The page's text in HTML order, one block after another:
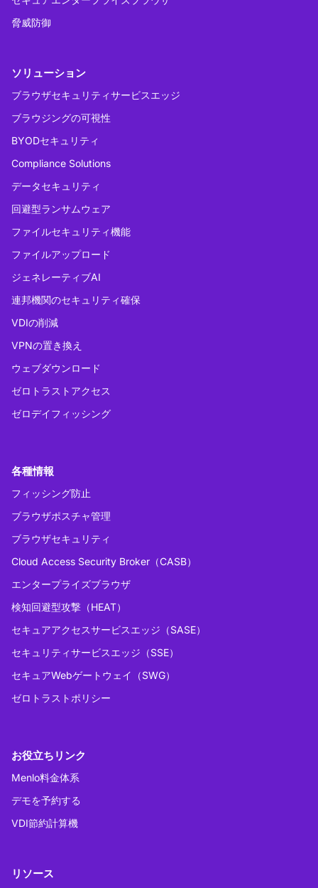
脅威防御
ソリューション
ブラウザセキュリティサービスエッジ
ブラウジングの可視性
BYODセキュリティ
Compliance Solutions
データセキュリティ
回避型ランサムウェア
ファイルセキュリティ機能
ファイルアップロード
ジェネレーティブAI
連邦機関のセキュリティ確保
VDIの削減
VPNの置き換え
ウェブダウンロード
ゼロトラストアクセス
ゼロデイフィッシング
各種情報
フィッシング防止
ブラウザポスチャ管理
ブラウザセキュリティ
Cloud Access Security Broker（CASB）
エンタープライズブラウザ
検知回避型攻撃（HEAT）
セキュアアクセスサービスエッジ（SASE）
セキュリティサービスエッジ（SSE）
セキュアWebゲートウェイ（SWG）
ゼロトラストポリシー
お役立ちリンク
Menlo料金体系
デモを予約する
VDI節約計算機
リソース